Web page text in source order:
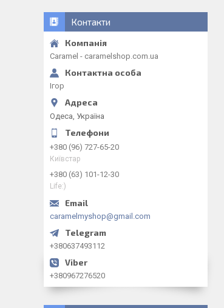
Контакти
Caramel - caramelshop.com.ua
Ігор
Одеса, Україна
+380 (96) 727-65-20
Київстар
+380 (63) 101-12-30
Life:)
caramelmyshop@gmail.com
+380637493112
+380967276520